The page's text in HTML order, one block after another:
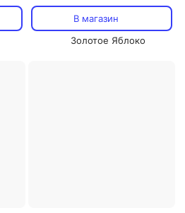
В магазин
Золотое Яблоко